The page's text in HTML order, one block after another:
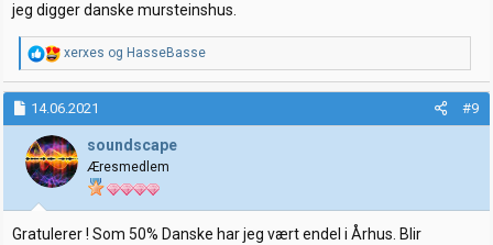
jeg digger danske mursteinshus.
R
e
a
k
s
j
o
n
r
:
xerxes og HasseBasse
14.06.2021 #9
soundscape
Æresmedlem
Gratulerer ! Som 50% Danske har jeg vært endel i Århus. Blir